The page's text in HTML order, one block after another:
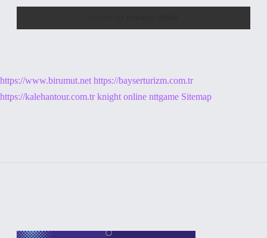
https://www.birumut.net https://bayserturizm.com.tr
https://kalehantour.com.tr knight online nttgame Sitemap